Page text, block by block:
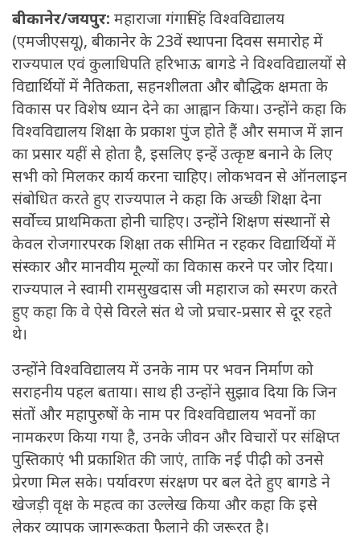
बीकानेर/जयपुर: महाराजा गंगासिंह विश्वविद्यालय
(एमजीएसयू), बीकानेर के 23वें स्थापना दिवस समारोह में
राज्यपाल एवं कुलाधिपति हरिभाऊ बागडे ने विश्वविद्यालयों से
विद्यार्थियों में नैतिकता, सहनशीलता और बौद्धिक क्षमता के
विकास पर विशेष ध्यान देने का आह्वान किया। उन्होंने कहा कि
विश्वविद्यालय शिक्षा के प्रकाश पुंज होते हैं और समाज में ज्ञान
का प्रसार यहीं से होता है, इसलिए इन्हें उत्कृष्ट बनाने के लिए
सभी को मिलकर कार्य करना चाहिए। लोकभवन से ऑनलाइन
संबोधित करते हुए राज्यपाल ने कहा कि अच्छी शिक्षा देना
सर्वोच्च प्राथमिकता होनी चाहिए। उन्होंने शिक्षण संस्थानों से
केवल रोजगारपरक शिक्षा तक सीमित न रहकर विद्यार्थियों में
संस्कार और मानवीय मूल्यों का विकास करने पर जोर दिया।
राज्यपाल ने स्वामी रामसुखदास जी महाराज को स्मरण करते
हुए कहा कि वे ऐसे विरले संत थे जो प्रचार-प्रसार से दूर रहते
थे।
उन्होंने विश्वविद्यालय में उनके नाम पर भवन निर्माण को
सराहनीय पहल बताया। साथ ही उन्होंने सुझाव दिया कि जिन
संतों और महापुरुषों के नाम पर विश्वविद्यालय भवनों का
नामकरण किया गया है, उनके जीवन और विचारों पर संक्षिप्त
पुस्तिकाएं भी प्रकाशित की जाएं, ताकि नई पीढ़ी को उनसे
प्रेरणा मिल सके। पर्यावरण संरक्षण पर बल देते हुए बागडे ने
खेजड़ी वृक्ष के महत्व का उल्लेख किया और कहा कि इसे
लेकर व्यापक जागरूकता फैलाने की जरूरत है।